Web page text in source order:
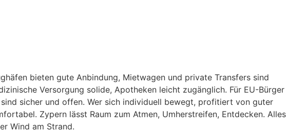
bieten gute Anbindung, Mietwagen und private Transfers sind
Versorgung solide, Apotheken leicht zugänglich. Für EU-Bürger
sicher und offen. Wer sich individuell bewegt, profitiert von guter
Zypern lässt Raum zum Atmen, Umherstreifen, Entdecken. Alles
Wind am Strand.